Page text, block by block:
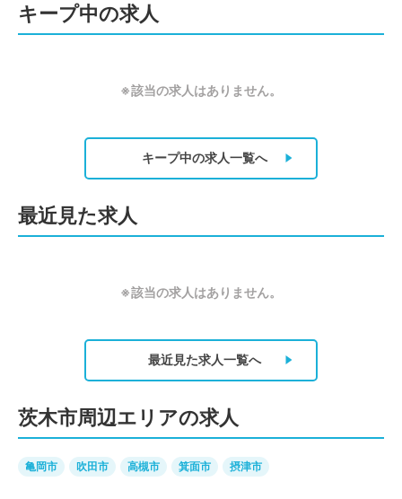
キープ中の求人
※該当の求人はありません。
キープ中の求人一覧へ
最近見た求人
※該当の求人はありません。
最近見た求人一覧へ
茨木市周辺エリアの求人
亀岡市 吹田市 高槻市 箕面市 摂津市